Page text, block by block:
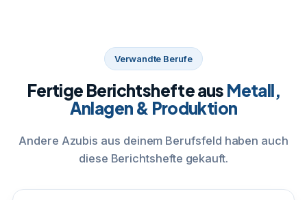
Verwandte Berufe
Fertige Berichtshefte aus Metall,
Anlagen & Produktion
Andere Azubis aus deinem Berufsfeld haben auch
diese Berichtshefte gekauft.